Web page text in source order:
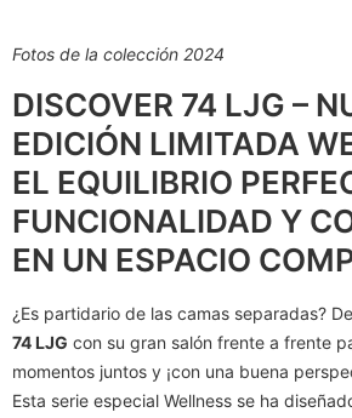
Fotos de la colección 2024
DISCOVER 74 LJG –
EDICIÓN LIMITADA
EL EQUILIBRIO
FUNCIONALIDAD Y
EN UN ESPACIO
¿Es partidario de las camas separadas?
74 LJG con su gran salón frente a frente
momentos juntos y ¡con una buena
Esta serie especial Wellness se ha